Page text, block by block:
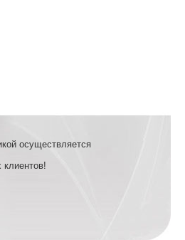
осуществляется